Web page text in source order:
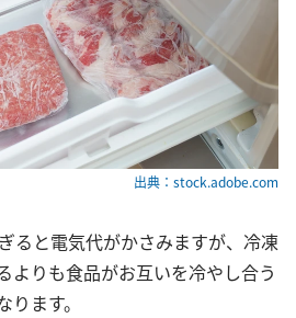
出典：stock.adobe.com
ると電気代がかさみますが、冷凍
よりも食品がお互いを冷やし合う
ます。